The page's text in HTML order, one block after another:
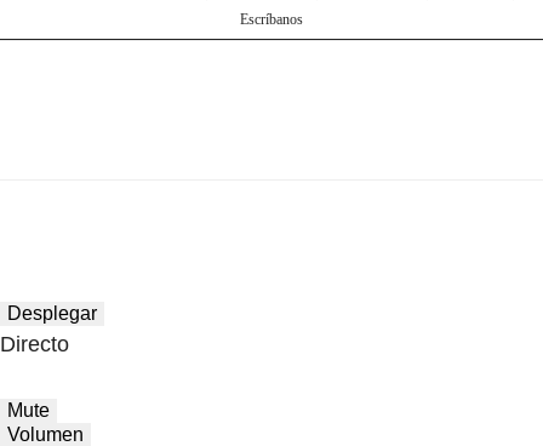
Escríbanos
Desplegar
Directo
Mute
Volumen